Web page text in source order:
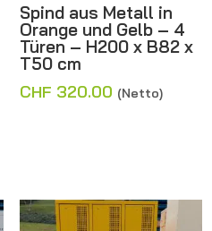
Spind aus Metall in
Orange und Gelb – 4
Türen – H200 x B82 x
T50 cm
CHF 320.00 (Netto)